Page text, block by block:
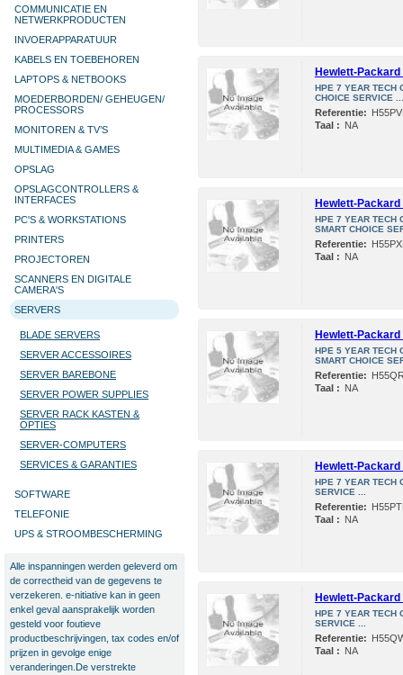
COMMUNICATIE EN
NETWERKPRODUCTEN
INVOERAPPARATUUR
KABELS EN TOEBEHOREN
LAPTOPS & NETBOOKS
MOEDERBORDEN/ GEHEUGEN/
PROCESSORS
MONITOREN & TV’S
MULTIMEDIA & GAMES
OPSLAG
OPSLAGCONTROLLERS &
INTERFACES
PC'S & WORKSTATIONS
PRINTERS
PROJECTOREN
SCANNERS EN DIGITALE
CAMERA'S
SERVERS
BLADE SERVERS
SERVER ACCESSOIRES
SERVER BAREBONE
SERVER POWER SUPPLIES
SERVER RACK KASTEN &
OPTIES
SERVER-COMPUTERS
SERVICES & GARANTIES
SOFTWARE
TELEFONIE
UPS & STROOMBESCHERMING
Alle inspanningen werden geleverd om
de correctheid van de gegevens te
verzekeren. e-nitiative kan in geen
enkel geval aansprakelijk worden
gesteld voor foutieve
productbeschrijvingen, tax codes en/of
prijzen in gevolge enige
veranderingen.De verstrekte
Hewlett-
HPE 7 YEAR TECH
CHOICE SERVICE ...
Referentie:
Taal : NA
Hewlett-
HPE 7 YEAR TECH
SMART CHOICE
Referentie:
Taal : NA
Hewlett-
HPE 5 YEAR TECH
SMART CHOICE
Referentie:
Taal : NA
Hewlett-
HPE 7 YEAR TECH
SERVICE ...
Referentie:
Taal : NA
Hewlett-
HPE 7 YEAR TECH
SERVICE ...
Referentie:
Taal : NA